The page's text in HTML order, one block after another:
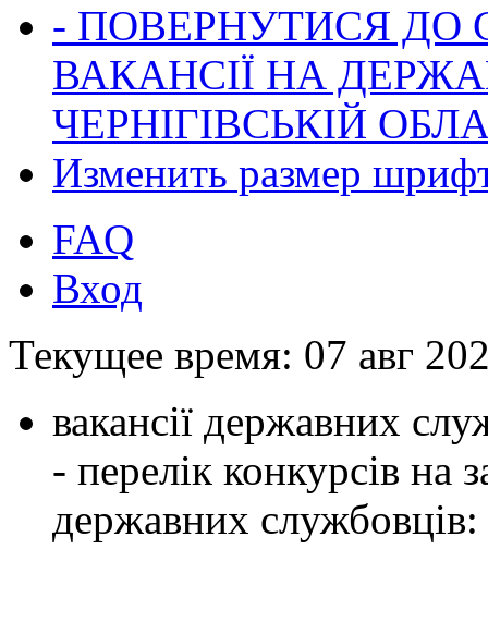
- ПОВЕРНУТИСЯ ДО
ВАКАНСІЇ НА
ЧЕРНІГІВСЬКІЙ
Изменить размер
FAQ
Вход
Текущее время: 07 авг
вакансії державних
- перелік конкурсів на
державних службовців: